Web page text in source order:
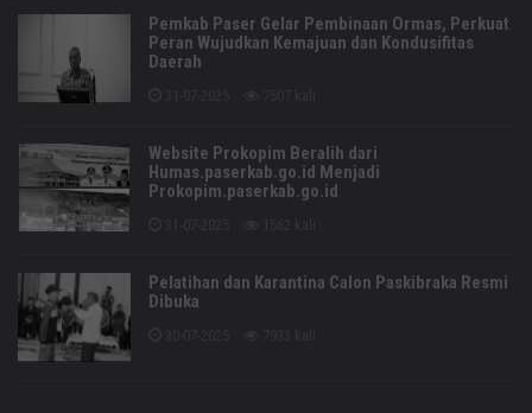
Pemkab Paser Gelar Pembinaan Ormas, Perkuat
Peran Wujudkan Kemajuan dan Kondusifitas
Daerah
Website Prokopim Beralih dari
Humas.paserkab.go.id Menjadi
Prokopim.paserkab.go.id
Pelatihan dan Karantina Calon Paskibraka Resmi
Dibuka